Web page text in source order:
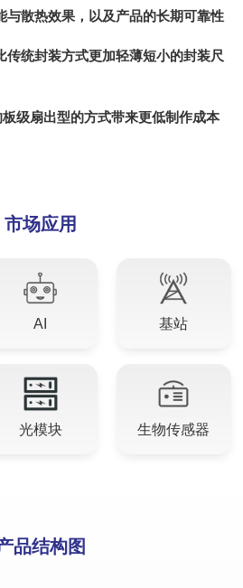
与散热效果，以及产品的长期可靠性
传统封装方式更加轻薄短小的封装尺
级扇出型的方式带来更低制作成本
市场应用
AI 基站
光模块 生物传感器
品结构图